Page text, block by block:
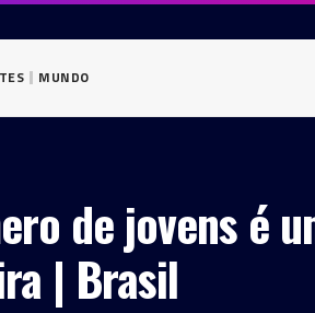
MUNDO
de jovens é
| Brasil